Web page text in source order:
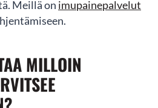
Meillä on imupainepalvelut
MILLOIN